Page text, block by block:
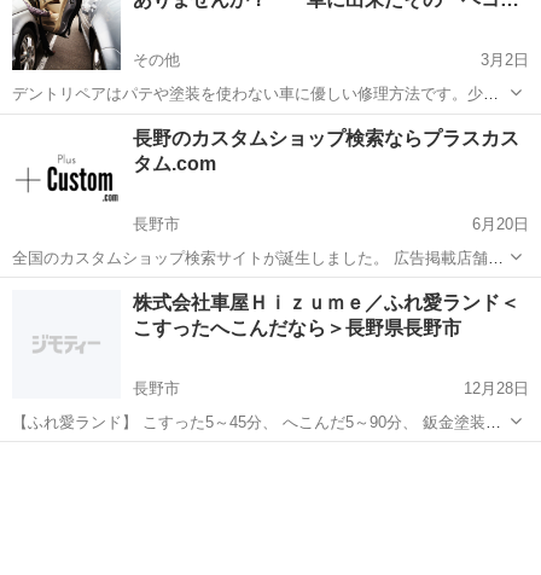
その他
3月2日
デントリペアはパテや塗装を使わない車に優しい修理方法です。少し
でも安く、見栄え良くという場合はデントリペアがおすすめです。出
張修理専門ですので、お気軽にご連絡下さい。 http：//dent-
satsuka.com
車検 デントリペア
長野のカスタムショップ検索ならプラスカス
タム.com
長野市
6月20日
全国のカスタムショップ検索サイトが誕生しました。 広告掲載店舗様
募集中です！ 長野の皆様、是非ご利用ください。 http://www.plus-
車検 .com
株式会社車屋Ｈｉｚｕｍｅ／ふれ愛ランド＜
こすったへこんだなら＞長野県長野市
長野市
12月28日
【ふれ愛ランド】 こすった5～45分、 へこんだ5～90分、 鈑金塗装、
日帰りＯＫ ◆よくあるバンパーのすり傷、フェンダーのへこみやドア